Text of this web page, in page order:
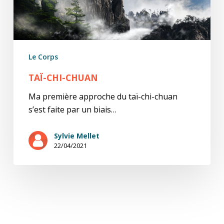
Le Corps
TAÏ-CHI-CHUAN
Ma première approche du taï-chi-chuan
s’est faite par un biais…
Sylvie Mellet
22/04/2021